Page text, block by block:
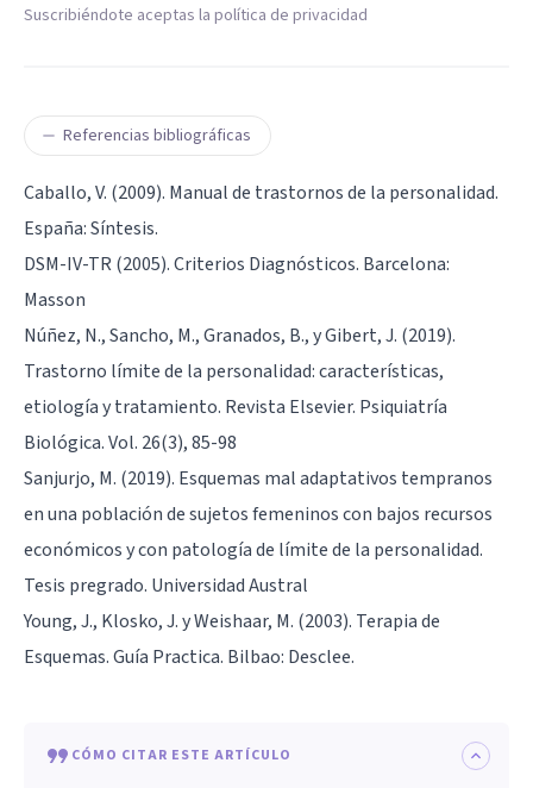
Suscribiéndote aceptas la política de privacidad
Referencias bibliográficas
Caballo, V. (2009). Manual de trastornos de la personalidad.
España: Síntesis.
DSM-IV-TR (2005). Criterios Diagnósticos. Barcelona:
Masson
Núñez, N., Sancho, M., Granados, B., y Gibert, J. (2019).
Trastorno límite de la personalidad: características,
etiología y tratamiento. Revista Elsevier. Psiquiatría
Biológica. Vol. 26(3), 85-98
Sanjurjo, M. (2019). Esquemas mal adaptativos tempranos
en una población de sujetos femeninos con bajos recursos
económicos y con patología de límite de la personalidad.
Tesis pregrado. Universidad Austral
Young, J., Klosko, J. y Weishaar, M. (2003). Terapia de
Esquemas. Guía Practica. Bilbao: Desclee.
CÓMO CITAR ESTE ARTÍCULO